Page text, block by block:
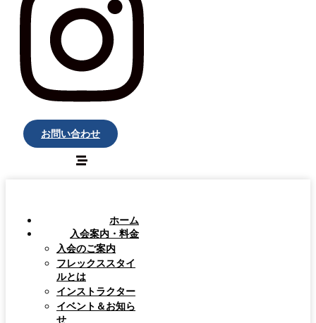
お問い合わせ
ホーム
入会案内・料金
入会のご案内
フレックススタイ
ルとは
インストラクター
イベント＆お知ら
せ